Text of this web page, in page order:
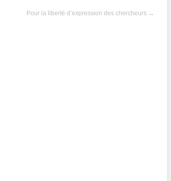
Pour la liberté d’expression des chercheurs →